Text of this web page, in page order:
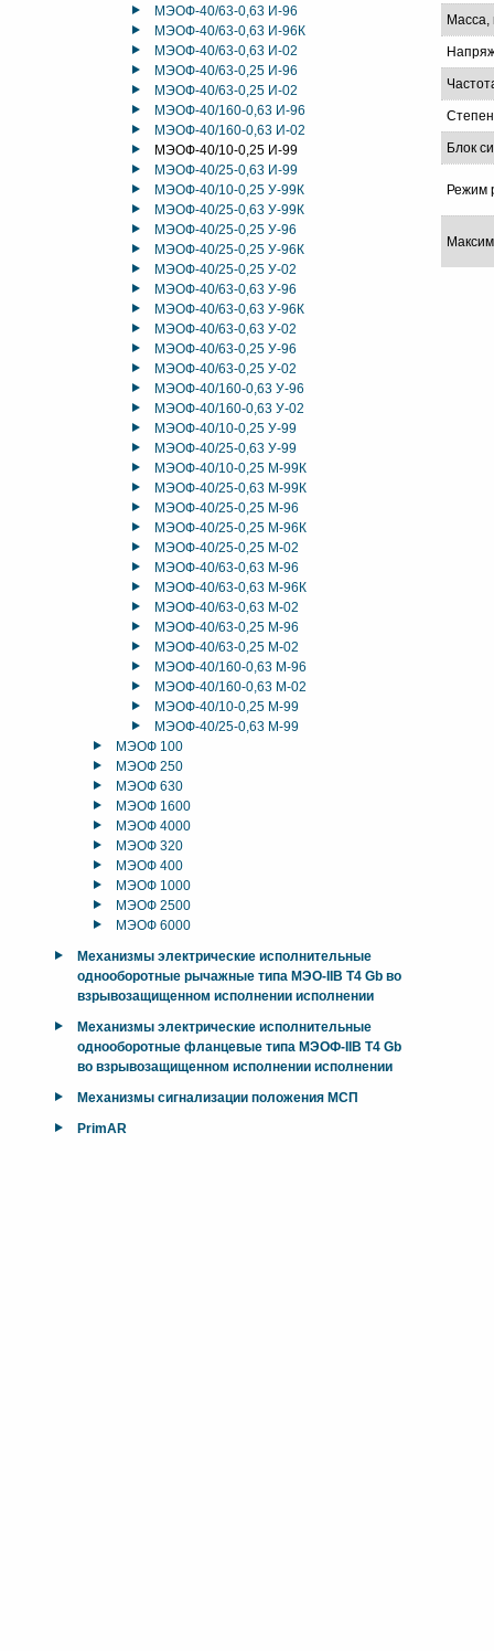
МЭОФ-40/63-0,63 И-96
МЭОФ-40/63-0,63 И-96К
МЭОФ-40/63-0,63 И-02
МЭОФ-40/63-0,25 И-96
МЭОФ-40/63-0,25 И-02
МЭОФ-40/160-0,63 И-96
МЭОФ-40/160-0,63 И-02
МЭОФ-40/10-0,25 И-99
МЭОФ-40/25-0,63 И-99
МЭОФ-40/10-0,25 У-99К
МЭОФ-40/25-0,63 У-99К
МЭОФ-40/25-0,25 У-96
МЭОФ-40/25-0,25 У-96К
МЭОФ-40/25-0,25 У-02
МЭОФ-40/63-0,63 У-96
МЭОФ-40/63-0,63 У-96К
МЭОФ-40/63-0,63 У-02
МЭОФ-40/63-0,25 У-96
МЭОФ-40/63-0,25 У-02
МЭОФ-40/160-0,63 У-96
МЭОФ-40/160-0,63 У-02
МЭОФ-40/10-0,25 У-99
МЭОФ-40/25-0,63 У-99
МЭОФ-40/10-0,25 М-99К
МЭОФ-40/25-0,63 М-99К
МЭОФ-40/25-0,25 М-96
МЭОФ-40/25-0,25 М-96К
МЭОФ-40/25-0,25 М-02
МЭОФ-40/63-0,63 М-96
МЭОФ-40/63-0,63 М-96К
МЭОФ-40/63-0,63 М-02
МЭОФ-40/63-0,25 М-96
МЭОФ-40/63-0,25 М-02
МЭОФ-40/160-0,63 М-96
МЭОФ-40/160-0,63 М-02
МЭОФ-40/10-0,25 М-99
МЭОФ-40/25-0,63 М-99
МЭОФ 100
МЭОФ 250
МЭОФ 630
МЭОФ 1600
МЭОФ 4000
МЭОФ 320
МЭОФ 400
МЭОФ 1000
МЭОФ 2500
МЭОФ 6000
Механизмы электрические исполнительные
однооборотные рычажные типа МЭО-IIB T4 Gb во
взрывозащищенном исполнении исполнении
Механизмы электрические исполнительные
однооборотные фланцевые типа МЭОФ-IIB T4 Gb
во взрывозащищенном исполнении исполнении
Механизмы сигнализации положения МСП
PrimAR
Масса,
Блок
Режим